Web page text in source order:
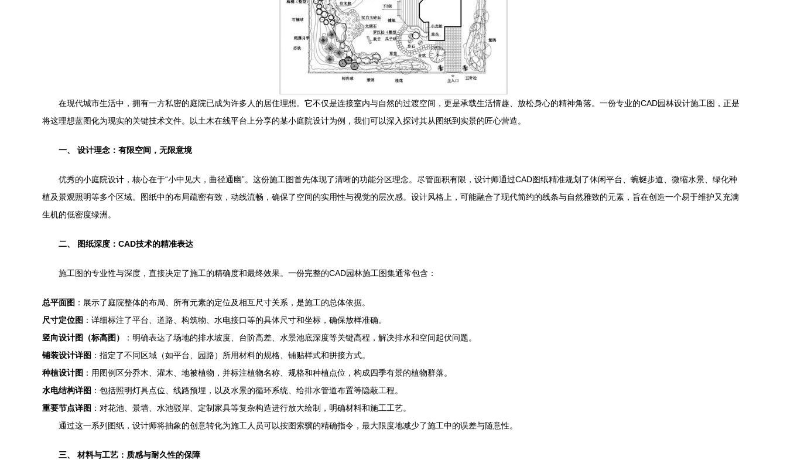
在现代城市生活中，拥有一方私密的庭院已成为许多人的居住理想。它不仅是连接室内与自然的过渡空间，更是承载生活情趣、放松身心的精神角落。一份专业的CAD园林设计施工图，正是
将这理想蓝图化为现实的关键技术文件。以土木在线平台上分享的某小庭院设计为例，我们可以深入探讨其从图纸到实景的匠心营造。
一、 设计理念：有限空间，无限意境
优秀的小庭院设计，核心在于“小中见大，曲径通幽”。这份施工图首先体现了清晰的功能分区理念。尽管面积有限，设计师通过CAD图纸精准规划了休闲平台、蜿蜒步道、微缩水景、绿化种
植及景观照明等多个区域。图纸中的布局疏密有致，动线流畅，确保了空间的实用性与视觉的层次感。设计风格上，可能融合了现代简约的线条与自然雅致的元素，旨在创造一个易于维护又充满
生机的低密度绿洲。
二、 图纸深度：CAD技术的精准表达
施工图的专业性与深度，直接决定了施工的精确度和最终效果。一份完整的CAD园林施工图集通常包含：
总平面图 ：展示了庭院整体的布局、所有元素的定位及相互尺寸关系，是施工的总体依据。
尺寸定位图 ：详细标注了平台、道路、构筑物、水电接口等的具体尺寸和坐标，确保放样准确。
竖向设计图（标高图）
：明确表达了场地的排水坡度、台阶高差、水景池底深度等关键高程，解决排水和空间起伏问题。
铺装设计详图 ：指定了不同区域（如平台、园路）所用材料的规格、铺贴样式和拼接方式。
种植设计图 ：用图例区分乔木、灌木、地被植物，并标注植物名称、规格和种植点位，构成四季有景的植物群落。
水电结构详图 ：包括照明灯具点位、线路预埋，以及水景的循环系统、给排水管道布置等隐蔽工程。
重要节点详图 ：对花池、景墙、水池驳岸、定制家具等复杂构造进行放大绘制，明确材料和施工工艺。
通过这一系列图纸，设计师将抽象的创意转化为施工人员可以按图索骥的精确指令，最大限度地减少了施工中的误差与随意性。
三、 材料与工艺：质感与耐久性的保障